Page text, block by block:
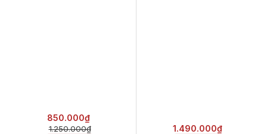
850.000₫
1.250.000₫ 1.490.000₫